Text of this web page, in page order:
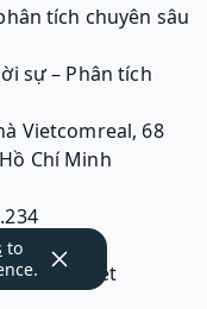
tích chuyên sâu
sự – Phân tích
Vietcomreal, 68
Chí Minh
ol.net
to